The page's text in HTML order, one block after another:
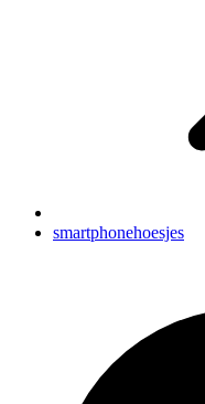
smartphonehoesjes